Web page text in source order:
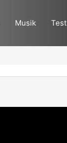
Musik Test